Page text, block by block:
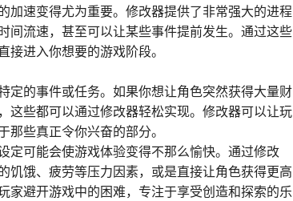
加速变得尤为重要。修改器提供了非常强大的进程
间流速，甚至可以让某些事件提前发生。通过这些
进入你想要的游戏阶段。
定的事件或任务。如果你想让角色突然获得大量财
这些都可以通过修改器轻松实现。修改器可以让玩
那些真正令你兴奋的部分。
定可能会使游戏体验变得不那么愉快。通过修改
饥饿、疲劳等压力因素，或是直接让角色获得更高
家避开游戏中的困难，专注于享受创造和探索的乐